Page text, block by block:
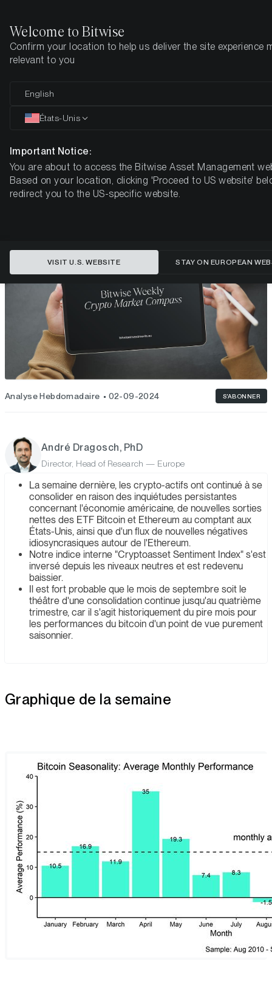
Page d'accueil Market Updates Woche 36, 2024
Les marchés des crypto-monnaies
se consolident au milieu des
Potentiel de stabilisation à venir
BOUSSOLE HEBDOMADAIRE DU MARCHÉ DES CRYPTO-
MONNAIES DE BITWISE - SEMAINE 36, 2024
Analyse Hebdomadaire 02-09-2024 S'ABONNER
André Dragosch, PhD
Director, Head of Research — Europe
La semaine dernière, les crypto-actifs ont continué à se
consolider en raison des inquiétudes persistantes
concernant l'économie américaine, de nouvelles sorties
nettes des ETF Bitcoin et Ethereum au comptant aux
États-Unis, ainsi que d'un flux de nouvelles négatives
idiosyncrasiques autour de l'Ethereum.
Notre indice interne "Cryptoasset Sentiment Index" s'est
inversé depuis les niveaux neutres et est redevenu
baissier.
Il est fort probable que le mois de septembre soit le
théâtre d'une consolidation continue jusqu'au quatrième
trimestre, car il s'agit historiquement du pire mois pour
les performances du bitcoin d'un point de vue purement
saisonnier.
Graphique de la semaine
Welcome to Bitwise
Confirm your location to help us deliver the site experience
relevant to you
English
États-Unis
Important Notice:
You are about to access the Bitwise Asset Management
Based on your location, clicking 'Proceed to US website'
redirect you to the US-specific website.
VISIT U.S. WEBSITE STAY ON EUROPEAN